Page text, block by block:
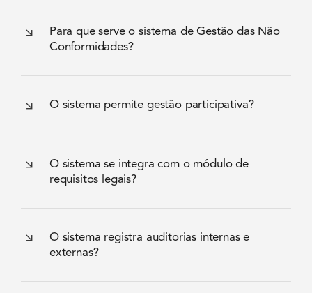
Para que serve o sistema de Gestão das Não
Conformidades?
O sistema permite gestão participativa?
O sistema se integra com o módulo de
requisitos legais?
O sistema registra auditorias internas e
externas?